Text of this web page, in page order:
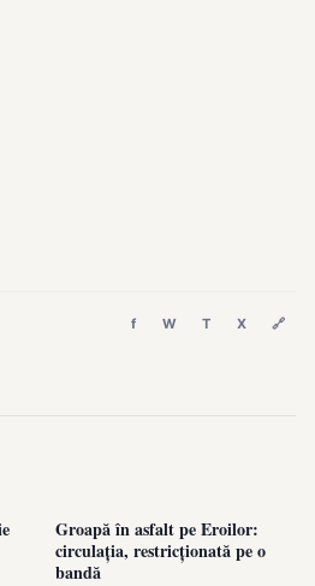
f W T X 🔗
Groapă în asfalt pe Eroilor:
circulația, restricționată pe o
bandă